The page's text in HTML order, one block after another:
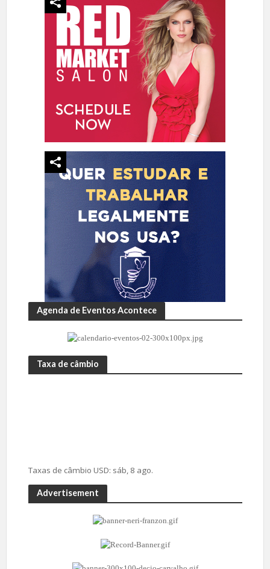
Agenda de Eventos Acontece
Taxa de câmbio
Taxas de câmbio USD: sáb, 8 ago.
Advertisement